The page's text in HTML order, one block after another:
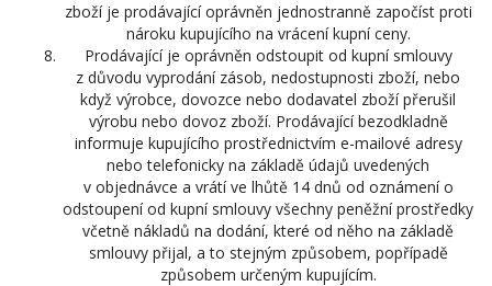
zboží je prodávající oprávněn jednostranně započíst proti
nároku kupujícího na vrácení kupní ceny.
Prodávající je oprávněn odstoupit od kupní smlouvy
z důvodu vyprodání zásob, nedostupnosti zboží, nebo
když výrobce, dovozce nebo dodavatel zboží přerušil
výrobu nebo dovoz zboží. Prodávající bezodkladně
informuje kupujícího prostřednictvím e-mailové adresy
nebo telefonicky na základě údajů uvedených
v objednávce a vrátí ve lhůtě 14 dnů od oznámení o
odstoupení od kupní smlouvy všechny peněžní prostředky
včetně nákladů na dodání, které od něho na základě
smlouvy přijal, a to stejným způsobem, popřípadě
způsobem určeným kupujícím.